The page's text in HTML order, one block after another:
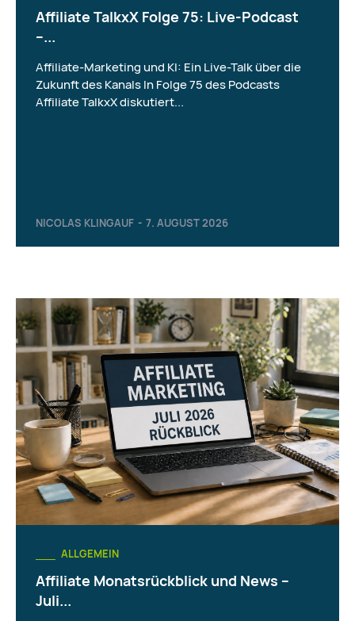
Affiliate TalkxX Folge 75: Live-Podcast
–...
NICOLAS KLINGAUF - 7. AUGUST 2026
Affiliate-Marketing und KI: Ein Live-Talk über die
Zukunft des Kanals In Folge 75 des Podcasts
Affiliate TalkxX diskutiert...
ALLGEMEIN
Affiliate Monatsrückblick und News –
Juli...